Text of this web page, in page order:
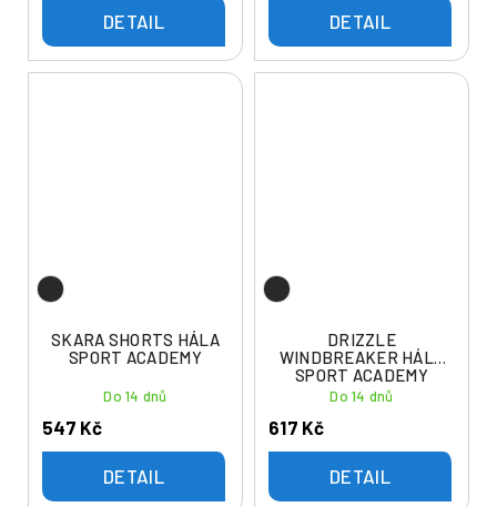
DETAIL DETAIL
SKARA SHORTS HÁLA
SPORT ACADEMY
Do 14 dnů
547 Kč
DETAIL
DRIZZLE
WINDBREAKER HÁLA
SPORT ACADEMY
Do 14 dnů
617 Kč
DETAIL